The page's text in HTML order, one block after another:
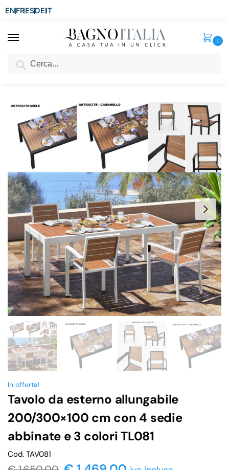
ENFRESDEIT
0
SCONTO del 3%
In offerta!
Tavolo da esterno allungabile
200/300×100 cm con 4 sedie
abbinate e 3 colori TL081
Cod. TAV081